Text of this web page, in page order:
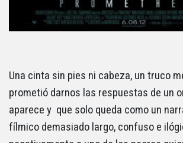
Una cinta sin pies ni cabeza, un truco
prometió darnos las respuestas de un
aparece y que solo queda como un
fílmico demasiado largo, confuso e